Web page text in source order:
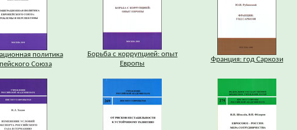
политика
Союза
Борьба с коррупцией: опыт
Европы
Франция: год Саркози